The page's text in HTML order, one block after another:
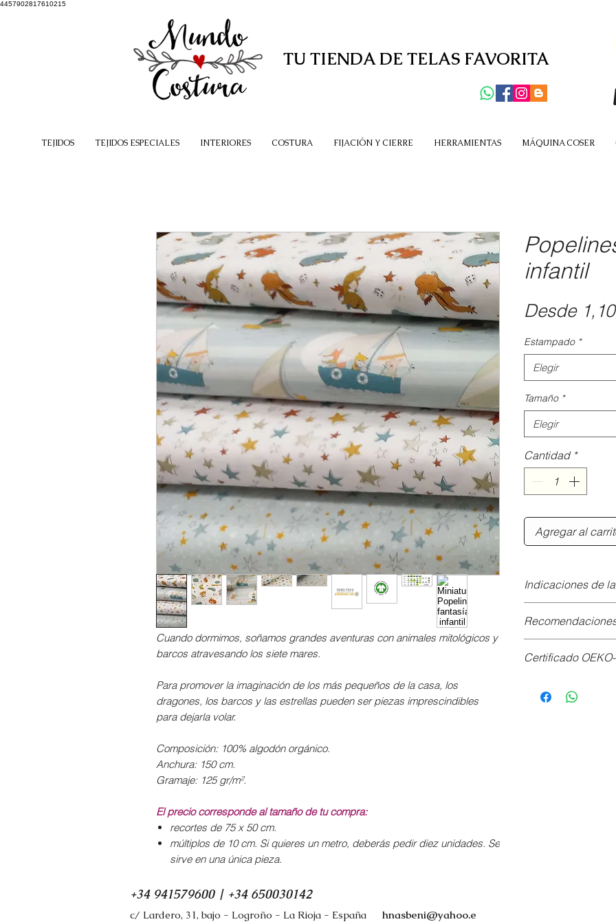
4457902817610215
TU TIENDA DE TELAS FAVORITA
TEJIDOS TEJIDOS ESPECIALES INTERIORES COSTURA FIJACIÓN Y CIERRE HERRAMIENTAS MÁQUINA COSER
Cuando dormimos, soñamos grandes aventuras con animales mitológicos y
barcos atravesando los siete mares.
Para promover la imaginación de los más pequeños de la casa, los
dragones, los barcos y las estrellas pueden ser piezas imprescindibles
para dejarla volar.
Composición: 100% algodón orgánico.
Anchura: 150 cm.
Gramaje: 125 gr/m².
El precio corresponde al tamaño de tu compra:
recortes de 75 x 50 cm.
múltiplos de 10 cm. Si quieres un metro, deberás pedir diez unidades. Se
sirve en una única pieza.
infantil
Desde
Estampado *
Elegir
Tamaño *
Elegir
Cantidad *
Agregar al
Indicaciones de
centrifugado
suavizante.
No usar lejía.
(máximo 150ºC).
Vaporizar o lavar
Certificado
Asegura que los
+34 941579600 | +34 650030142
c/ Lardero, 31, bajo - Logroño - La Rioja - España hnasbeni@yahoo.e